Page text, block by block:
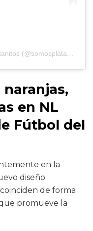
Una publicación compartida por Platanitos (@somosplatanitos)
en NL
Fútbol del
en la
diseño
de forma
promueve la